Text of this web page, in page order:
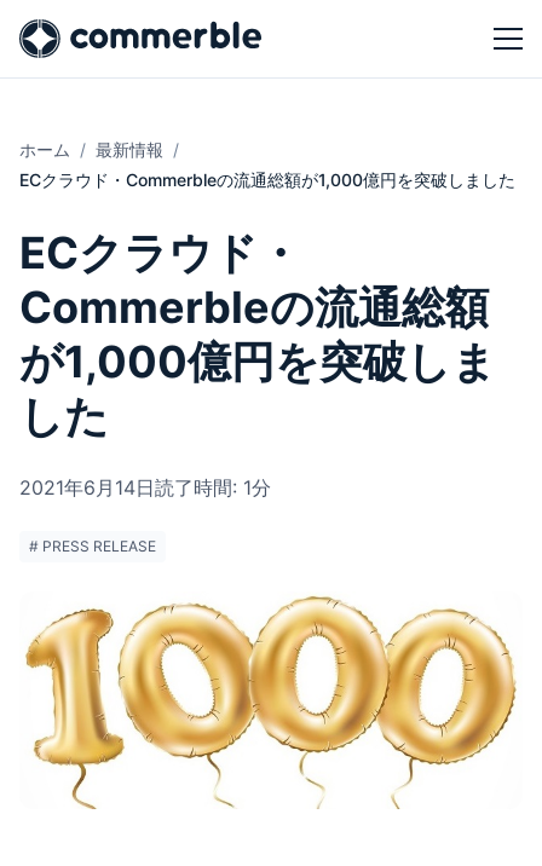
ホーム
最新情報
ECクラウド・Commerbleの流通総額が1,000億円を突破しました
ECクラウド・
Commerbleの流通総額
が1,000億円を突破しま
した
2021年6月14日読了時間: 1分
# PRESS RELEASE